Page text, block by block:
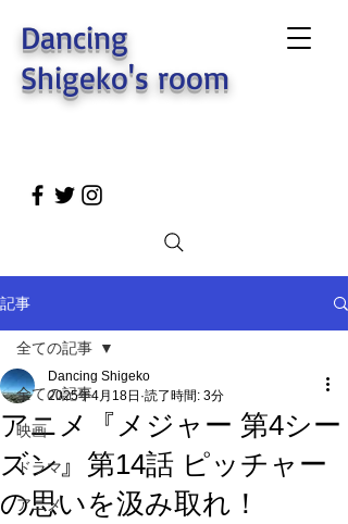
Dancing
Shigeko's room
記事
全ての記事
映画
ドラマ
アニメ
全ての記事
アニメ『メジャー 第4シー
ズン』第14話 ピッチャー
の思いを汲み取れ！
Dancing Shigeko
2025年4月18日 読了時間: 3分